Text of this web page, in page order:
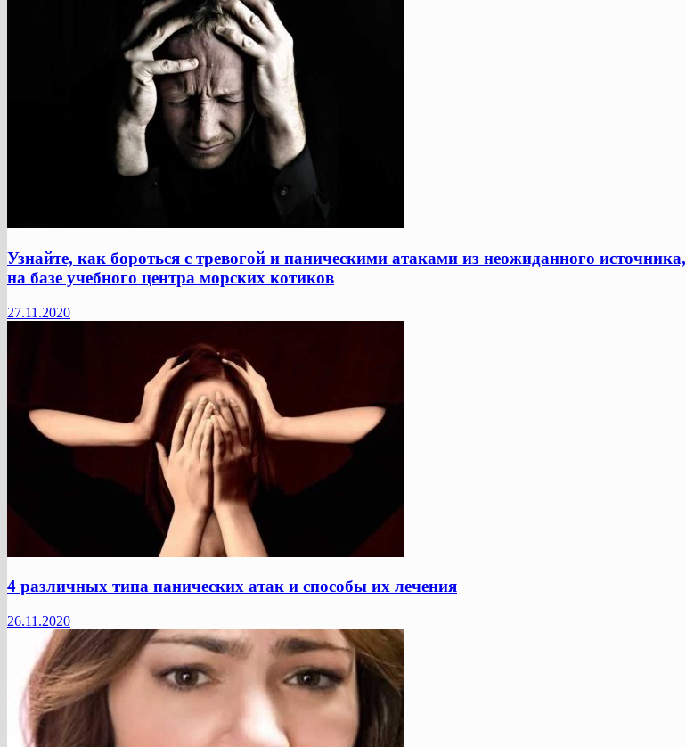
Узнайте, как бороться с тревогой и паническими атаками из неожиданного источника,
на базе учебного центра морских котиков
27.11.2020
4 различных типа панических атак и способы их лечения
26.11.2020